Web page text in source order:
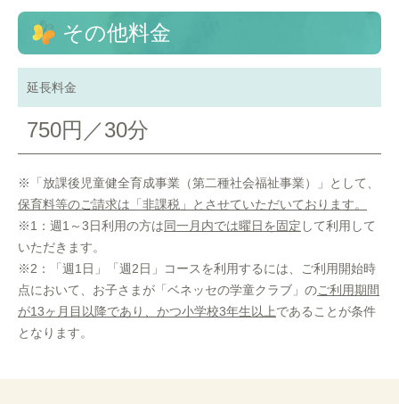
その他料金
延長料金
750円／30分
※「放課後児童健全育成事業（第二種社会福祉事業）」として、
保育料等のご請求は「非課税」とさせていただいております。
※1：週1～3日利用の方は同一月内では曜日を固定 して利用して
いただきます。
※2：「週1日」「週2日」コースを利用するには、ご利用開始時
点において、お子さまが「ベネッセの学童クラブ」のご利用期間
が13ヶ月目以降であり、かつ小学校3年生以上であることが条件
となります。